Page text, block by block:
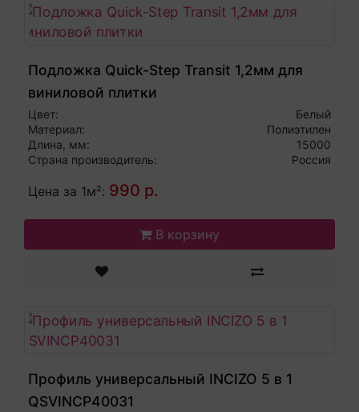
Подложка Quick-Step Transit 1,2мм для
виниловой плитки
Цвет:
Белый
Материал:
Полиэтилен
Длина, мм:
15000
Страна производитель:
Россия
Цена за 1м²: 990 р.
В корзину
Профиль универсальный INCIZO 5 в 1
QSVINCP40031